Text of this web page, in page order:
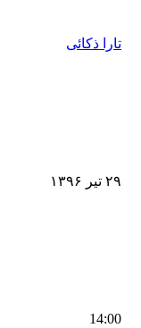
تارا ذکائی
۲۹ تیر ۱۳۹۶
14:00